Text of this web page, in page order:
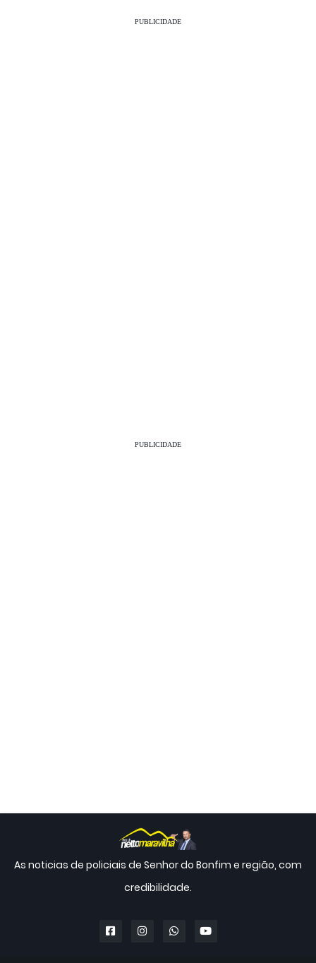
PUBLICIDADE
PUBLICIDADE
As noticias de policiais de Senhor do Bonfim e região, com
credibilidade.